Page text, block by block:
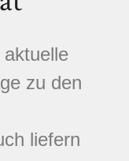
zu den
liefern